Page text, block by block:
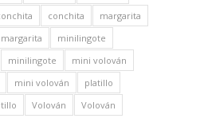
conchita
margarita
margarita
minilingote
minilingote
mini volován
mini volován
platillo
Volován
Volován